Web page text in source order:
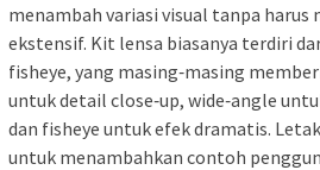
menambah variasi visual tanpa harus
ekstensif. Kit lensa biasanya terdiri
fisheye, yang masing‑masing
untuk detail close‑up, wide‑angle
dan fisheye untuk efek dramatis.
untuk menambahkan contoh